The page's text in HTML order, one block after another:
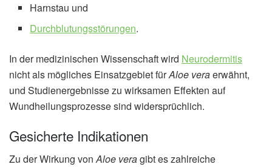
Harnstau und
Durchblutungsstörungen.
In der medizinischen Wissenschaft wird Neurodermitis
nicht als mögliches Einsatzgebiet fürAloe veraerwähnt,
und Studienergebnisse zu wirksamen Effekten auf
Wundheilungsprozesse sind widersprüchlich.
Gesicherte Indikationen
Zu der Wirkung vonAloe veragibt es zahlreiche